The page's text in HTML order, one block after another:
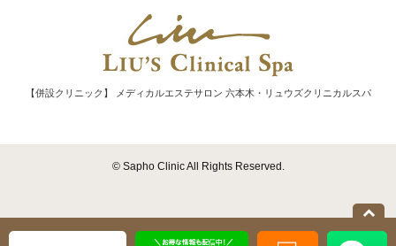
【併設クリニック】 メディカルエステサロン 六本木・リュウズクリニカルスパ
© Sapho Clinic All Rights Reserved.